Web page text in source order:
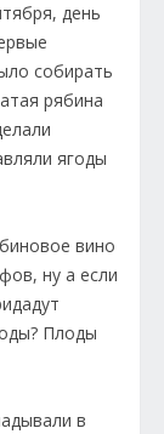
день
собирать
рябина
ягоды
вино
ну а если
Плоды
в